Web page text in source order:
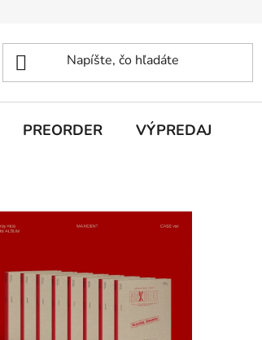
PREORDER VÝPREDAJ